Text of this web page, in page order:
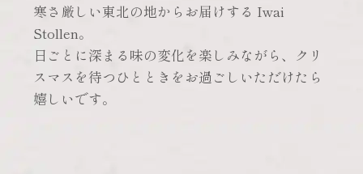
寒さ厳しい東北の地からお届けする Iwai
Stollen。
日ごとに深まる味の変化を楽しみながら、クリ
スマスを待つひとときをお過ごしいただけたら
嬉しいです。